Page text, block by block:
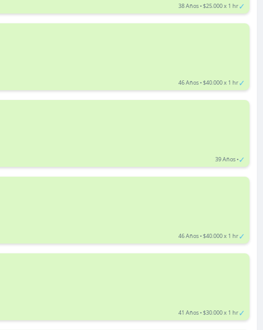
38 Años • $25.000 x 1 hr✓
46 Años • $40.000 x 1 hr✓
39 Años •✓
46 Años • $40.000 x 1 hr✓
41 Años • $30.000 x 1 hr✓